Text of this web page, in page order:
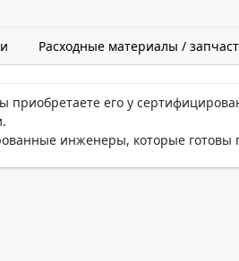
Расходные материалы /
приобретаете его у
инженеры, которые готовы